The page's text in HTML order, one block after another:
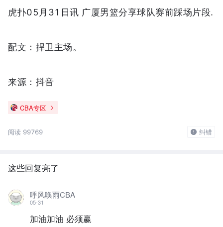
虎扑05月31日讯 广厦男篮分享球队赛前踩场片段.
配文：捍卫主场。
来源：抖音
CBA专区
阅读 99769 纠错
这些回复亮了
呼风唤雨CBA
05-31
加油加油 必须赢